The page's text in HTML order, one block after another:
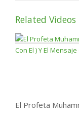
El Islam cada Dia
Related Videos